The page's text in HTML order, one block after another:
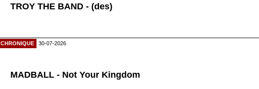
TROY THE BAND - (des)
CHRONIQUE 30-07-2026
MADBALL - Not Your Kingdom